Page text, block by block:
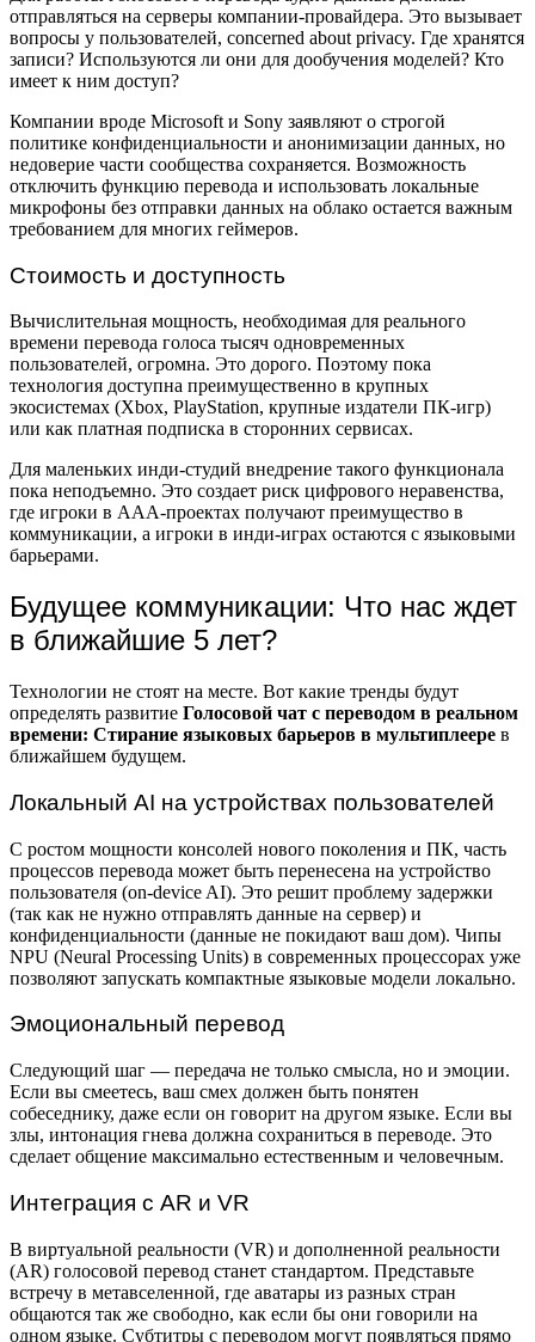
отправляться на серверы компании-провайдера. Это вызывает
вопросы у пользователей, concerned about privacy. Где хранятся
записи? Используются ли они для дообучения моделей? Кто
имеет к ним доступ?
Компании вроде Microsoft и Sony заявляют о строгой
политике конфиденциальности и анонимизации данных, но
недоверие части сообщества сохраняется. Возможность
отключить функцию перевода и использовать локальные
микрофоны без отправки данных на облако остается важным
требованием для многих геймеров.
Стоимость и доступность
Вычислительная мощность, необходимая для реального
времени перевода голоса тысяч одновременных
пользователей, огромна. Это дорого. Поэтому пока
технология доступна преимущественно в крупных
экосистемах (Xbox, PlayStation, крупные издатели ПК-игр)
или как платная подписка в сторонних сервисах.
Для маленьких инди-студий внедрение такого функционала
пока неподъемно. Это создает риск цифрового неравенства,
где игроки в AAA-проектах получают преимущество в
коммуникации, а игроки в инди-играх остаются с языковыми
барьерами.
Будущее коммуникации: Что нас ждет
в ближайшие 5 лет?
Технологии не стоят на месте. Вот какие тренды будут
определять развитие Голосовой чат с переводом в реальном
времени: Стирание языковых барьеров в мультиплеере в
ближайшем будущем.
Локальный AI на устройствах пользователей
С ростом мощности консолей нового поколения и ПК, часть
процессов перевода может быть перенесена на устройство
пользователя (on-device AI). Это решит проблему задержки
(так как не нужно отправлять данные на сервер) и
конфиденциальности (данные не покидают ваш дом). Чипы
NPU (Neural Processing Units) в современных процессорах уже
позволяют запускать компактные языковые модели локально.
Эмоциональный перевод
Следующий шаг — передача не только смысла, но и эмоции.
Если вы смеетесь, ваш смех должен быть понятен
собеседнику, даже если он говорит на другом языке. Если вы
злы, интонация гнева должна сохраниться в переводе. Это
сделает общение максимально естественным и человечным.
Интеграция с AR и VR
В виртуальной реальности (VR) и дополненной реальности
(AR) голосовой перевод станет стандартом. Представьте
встречу в метавселенной, где аватары из разных стран
общаются так же свободно, как если бы они говорили на
одном языке. Субтитры с переводом могут появляться прямо